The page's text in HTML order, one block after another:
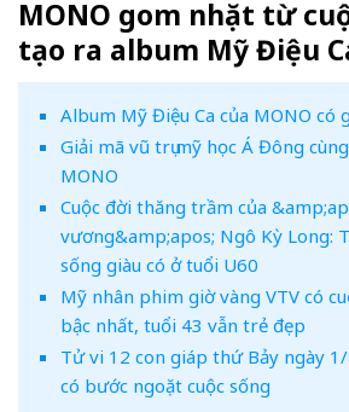
MONO gom nhặt từ
tạo ra album Mỹ Điệu
Album Mỹ Điệu Ca của MONO có
Giải mã vũ trụ mỹ học Á Đông
MONO
Cuộc đời thăng trầm của
vương&amp;apos; Ngô Kỳ Long:
sống giàu có ở tuổi U60
Mỹ nhân phim giờ vàng VTV có
bậc nhất, tuổi 43 vẫn trẻ đẹp
Tử vi 12 con giáp thứ Bảy ngày
có bước ngoặt cuộc sống